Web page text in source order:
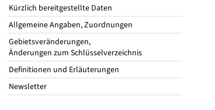
Kürzlich bereitgestellte Daten
Allgemeine Angaben, Zuordnungen
Gebietsveränderungen,
Änderungen zum Schlüsselverzeichnis
Definitionen und Erläuterungen
Newsletter